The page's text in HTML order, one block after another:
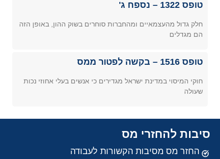
טופס 1322 – נספח ג'
חלק גדול מהעצמאיים ומהחברות סוחרים בשוק ההון, באופן הזה
הם מגדלים
טופס 1516 – בקשה לפטור ממס
חוקי המיסוי במדינת ישראל מגדירים כי אנשים בעלי אחוזי נכות
שעולה
סיבות להחזרי מס
החזר מס מסיבות הקשורות לעבודה